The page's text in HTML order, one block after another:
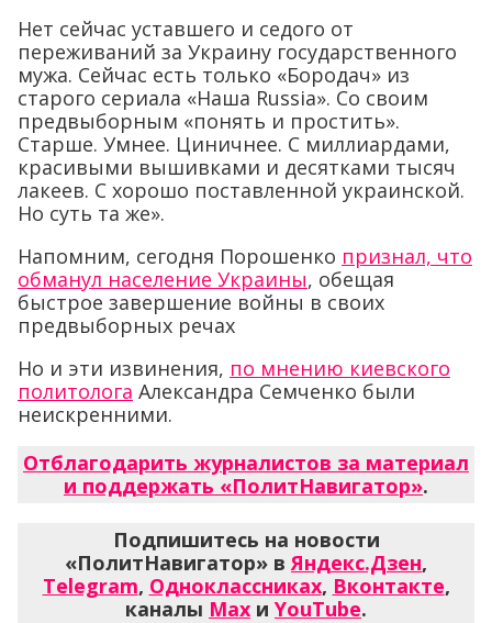
Нет сейчас уставшего и седого от
переживаний за Украину государственного
мужа. Сейчас есть только «Бородач» из
старого сериала «Наша Russia». Со своим
предвыборным «понять и простить».
Старше. Умнее. Циничнее. С миллиардами,
красивыми вышивками и десятками тысяч
лакеев. С хорошо поставленной украинской.
Но суть та же».
Напомним, сегодня Порошенко признал, что
обманул население Украины, обещая
быстрое завершение войны в своих
предвыборных речах
Но и эти извинения, по мнению киевского
политолога Александра Семченко были
неискренними.
Отблагодарить журналистов за материал
и поддержать «ПолитНавигатор».
Подпишитесь на новости
«ПолитНавигатор» вЯндекс.Дзен,
Telegram, Одноклассниках, Вконтакте,
каналы Max и YouTube.